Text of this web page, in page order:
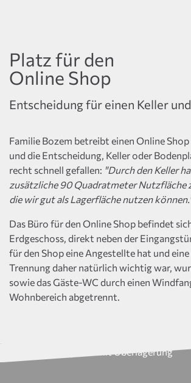
Entscheidung für einen Keller
Platz für den
Online Shop
Familie Bozem betreibt einen Online
und die Entscheidung, Keller oder
recht schnell gefallen: "Durch den Keller
zusätzliche 90 Quadratmeter Nutzfläche
die wir gut als Lagerfläche nutzen
Das Büro für den Online Shop befindet
Erdgeschoss, direkt neben der
für den Shop eine Angestellte hat und
Trennung daher natürlich wichtig war,
sowie das Gäste-WC durch einen
Wohnbereich abgetrennt.